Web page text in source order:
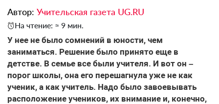
Автор: Учительская газета UG.RU
На чтение: ≈ 9 мин.
​У нее не было сомнений в юности, чем
заниматься. Решение было принято еще в
детстве. В семье все были учителя. И вот он –
порог школы, она его перешагнула уже не как
ученик, а как учитель. Надо было завоевывать
расположение учеников, их внимание и, конечно,